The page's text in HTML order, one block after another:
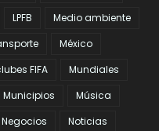
LPFB
Medio ambiente
México
FIFA
Mundiales
Municipios
Música
Negocios
Noticias